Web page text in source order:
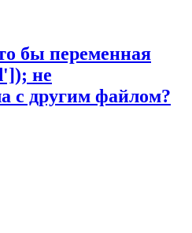
бы переменная
не
с другим файлом?